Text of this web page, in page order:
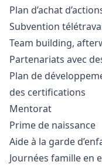
Plan d’achat
Subvention
Team building,
Partenariats avec
Plan de
des certifications
Mentorat
Prime de naissance
Aide à la garde
Journées famille en